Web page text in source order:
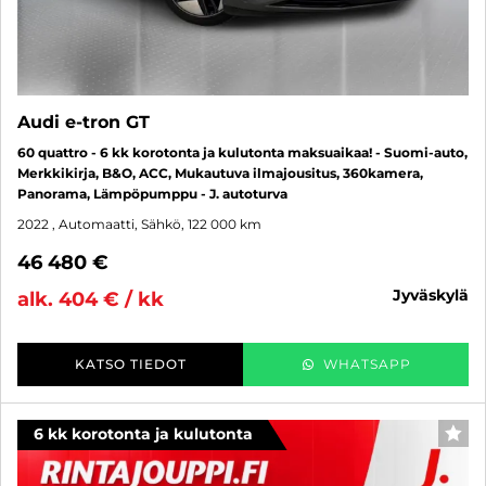
Audi e-tron GT
60 quattro - 6 kk korotonta ja kulutonta maksuaikaa! - Suomi-auto,
Merkkikirja, B&O, ACC, Mukautuva ilmajousitus, 360kamera,
Panorama, Lämpöpumppu - J. autoturva
2022 , Automaatti, Sähkö, 122 000 km
46 480 €
alk. 404 € / kk
jyväskylä
KATSO TIEDOT WHATSAPP
6 kk korotonta ja kulutonta